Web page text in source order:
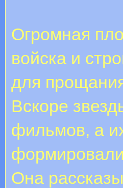
Огромная
войска и
для
Вскоре
фильмов, а
Она